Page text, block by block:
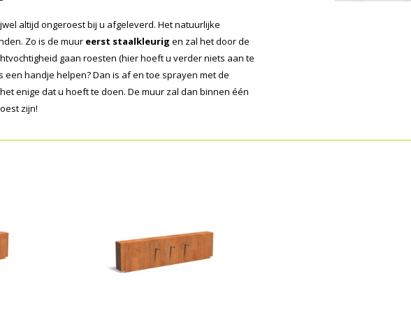
altijd ongeroest bij u afgeleverd. Het natuurlijke
Zo is de muur eerst staalkleurig en zal het door de
gaan roesten (hier hoeft u verder niets aan te
een handje helpen? Dan is af en toe sprayen met de
het enige dat u hoeft te doen. De muur zal dan binnen één
zijn!